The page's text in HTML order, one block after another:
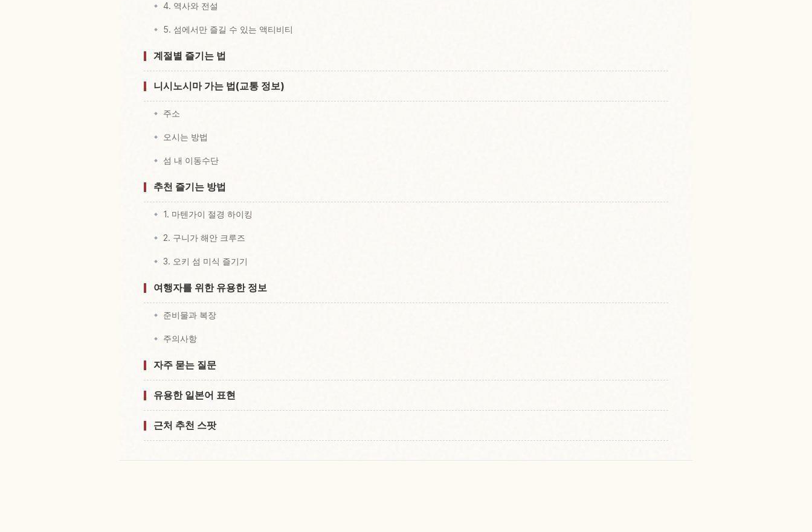
4. 역사와 전설
5. 섬에서만 즐길 수 있는 액티비티
계절별 즐기는 법
니시노시마 가는 법(교통 정보)
주소
오시는 방법
섬 내 이동수단
추천 즐기는 방법
1. 마텐가이 절경 하이킹
2. 구니가 해안 크루즈
3. 오키 섬 미식 즐기기
여행자를 위한 유용한 정보
준비물과 복장
주의사항
자주 묻는 질문
유용한 일본어 표현
근처 추천 스팟